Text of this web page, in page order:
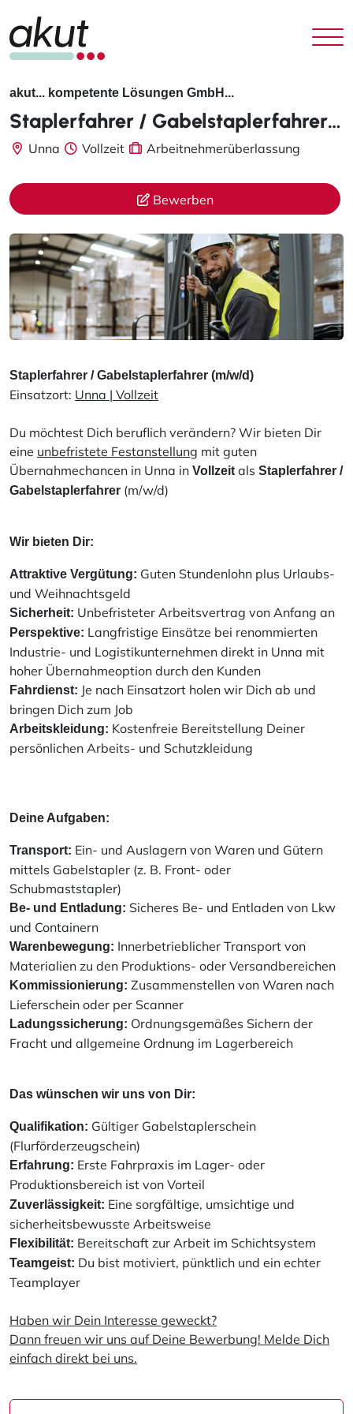
akut... kompetente Lösungen GmbH...
Staplerfahrer / Gabelstaplerfahrer (m/w/d) Unna, Vollzeit
Unna Vollzeit Arbeitnehmerüberlassung
Bewerben
Staplerfahrer / Gabelstaplerfahrer (m/w/d)
Einsatzort: Unna | Vollzeit
Du möchtest Dich beruflich verändern? Wir bieten Dir
eine unbefristete Festanstellung mit guten
Übernahmechancen in Unna in Vollzeitals Staplerfahrer /
Gabelstaplerfahrer (m/w/d)
Wir bieten Dir:
Attraktive Vergütung: Guten Stundenlohn plus Urlaubs-
und Weihnachtsgeld
Sicherheit: Unbefristeter Arbeitsvertrag von Anfang an
Perspektive: Langfristige Einsätze bei renommierten
Industrie- und Logistikunternehmen direkt in Unna mit
hoher Übernahmeoption durch den Kunden
Fahrdienst: Je nach Einsatzort holen wir Dich ab und
bringen Dich zum Job
Arbeitskleidung: Kostenfreie Bereitstellung Deiner
persönlichen Arbeits- und Schutzkleidung
Deine Aufgaben:
Transport: Ein- und Auslagern von Waren und Gütern
mittels Gabelstapler (z. B. Front- oder
Schubmaststapler)
Be- und Entladung: Sicheres Be- und Entladen von Lkw
und Containern
Warenbewegung: Innerbetrieblicher Transport von
Materialien zu den Produktions- oder Versandbereichen
Kommissionierung: Zusammenstellen von Waren nach
Lieferschein oder per Scanner
Ladungssicherung: Ordnungsgemäßes Sichern der
Fracht und allgemeine Ordnung im Lagerbereich
Das wünschen wir uns von Dir:
Qualifikation: Gültiger Gabelstaplerschein
(Flurförderzeugschein)
Erfahrung: Erste Fahrpraxis im Lager- oder
Produktionsbereich ist von Vorteil
Zuverlässigkeit: Eine sorgfältige, umsichtige und
sicherheitsbewusste Arbeitsweise
Flexibilität: Bereitschaft zur Arbeit im Schichtsystem
Teamgeist: Du bist motiviert, pünktlich und ein echter
Teamplayer
Haben wir Dein Interesse geweckt?
Dann freuen wir uns auf Deine Bewerbung! Melde Dich
einfach direkt bei uns.